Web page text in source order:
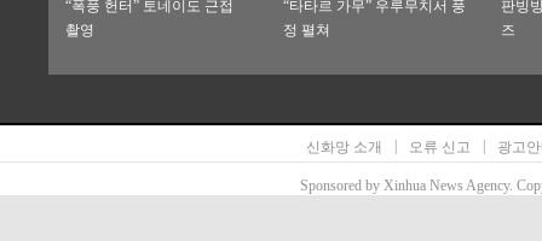
“폭풍 헌터” 토네이도 근접
촬영
“타타르 가무” 우루무치서 풍
정 펼쳐
판빙
즈